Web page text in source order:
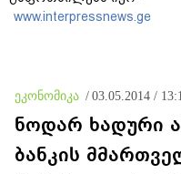
ყირიმი, დონბასი და
უკრაინის წინააღმდეგ
www.interpressnews.ge
ეკონომიკა / 03.05.2014 /
ნოდარ ხადური
ბანკის